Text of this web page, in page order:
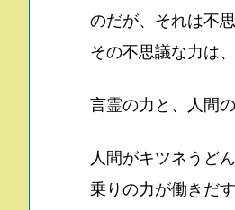
のだが、それは不
その不思議な力は
言霊の力と、人間の
人間がキツネうど
乗りの力が働きだ